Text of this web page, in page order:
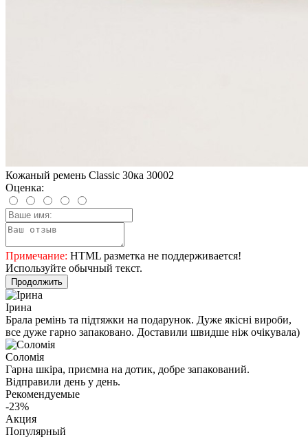
Кожаный ремень Classic 30ка 30002
Оценка:
Примечание: HTML разметка не поддерживается!
Используйте обычный текст.
Продолжить
Ірина
Брала ремінь та підтяжки на подарунок. Дуже якісні вироби,
все дуже гарно запаковано. Доставили швидше ніж очікувала)
Соломія
Гарна шкіра, приємна на дотик, добре запакований.
Відправили день у день.
Рекомендуемые
-23%
Акция
Популярный